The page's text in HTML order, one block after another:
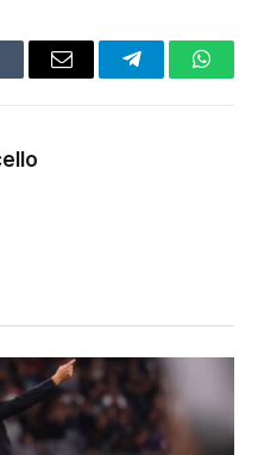
Email Telegram